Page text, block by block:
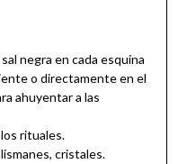
negra en cada esquina
o directamente en el
ahuyentar a las
rituales.
cristales.